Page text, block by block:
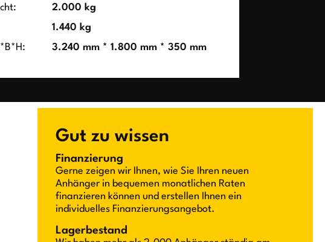
2.000 kg
1.440 kg
3.240 mm * 1.800 mm * 350 mm
Gut zu wissen
Finanzierung
Gerne zeigen wir Ihnen, wie Sie Ihren neuen
Anhänger in bequemen monatlichen Raten
finanzieren können und erstellen Ihnen ein
individuelles Finanzierungsangebot.
Lagerbestand